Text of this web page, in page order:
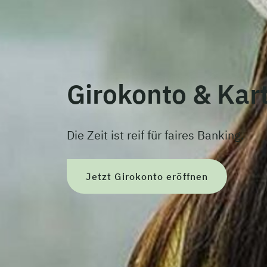
Girokonto &
Die Zeit ist reif für faires Banking.
Jetzt Girokonto eröffnen